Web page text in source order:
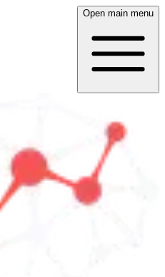
Open main menu